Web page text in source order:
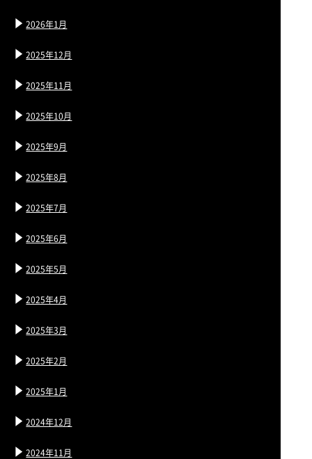
2026年1月
2025年12月
2025年11月
2025年10月
2025年9月
2025年8月
2025年7月
2025年6月
2025年5月
2025年4月
2025年3月
2025年2月
2025年1月
2024年12月
2024年11月